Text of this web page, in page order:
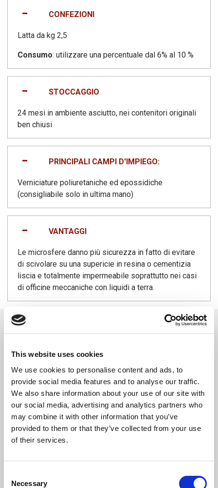
This website uses cookies
We use cookies to personalise content and ads, to
provide social media features and to analyse our traffic.
We also share information about your use of our site with
our social media, advertising and analytics partners who
may combine it with other information that you’ve
provided to them or that they’ve collected from your use
of their services.
Selection
Necessary
CONFEZIONI
Latta da kg 2,5
Consumo: utilizzare una percentuale dal 6% al 10 %
STOCCAGGIO
24 mesi in ambiente asciutto, nei contenitori originali
ben chiusi
PRINCIPALI CAMPI D'IMPIEGO:
Verniciature poliuretaniche ed epossidiche
(consigliabile solo in ultima mano)
VANTAGGI
Le microsfere danno più sicurezza in fatto di evitare
di scivolare su una supericie in resina o cementizia
liscia e totalmente impermeabile soprattutto nei casi
di officine meccaniche con liquidi a terra.
TECHNICAL DATA SHEET
COMPILA IL FORM CON I TUOI DATI PER
(D.O.P.)